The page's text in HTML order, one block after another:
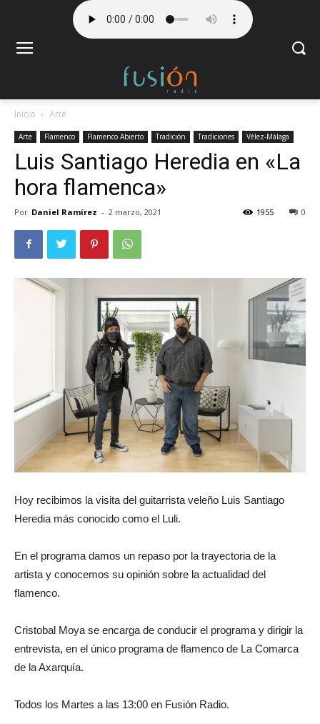
Inicio Arte
Arte Flamenco Flamenco Abierto Tradición Tradiciones Vélez-Málaga
Luis Santiago Heredia en «La
hora flamenca»
Por Daniel Ramírez - 2 marzo, 2021 0
1955
Hoy recibimos la visita del guitarrista veleño Luis Santiago
Heredia más conocido como el Luli.
En el programa damos un repaso por la trayectoria de la
artista y conocemos su opinión sobre la actualidad del
flamenco.
Cristobal Moya se encarga de conducir el programa y dirigir la
entrevista, en el único programa de flamenco de La Comarca
de la Axarquía.
Todos los Martes a las 13:00 en Fusión Radio.